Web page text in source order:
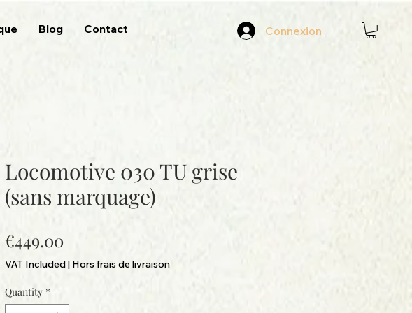
Blog Contact Connexion
Locomotive 030 TU grise
(sans marquage)
€449.00
VAT Included| Hors frais de livraison
Quantity *